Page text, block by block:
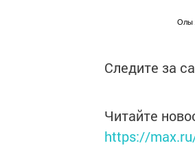
Олы
Следите за
Читайте
https://